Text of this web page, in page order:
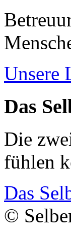
Unsere
Das
Die
fühlen
Das
©